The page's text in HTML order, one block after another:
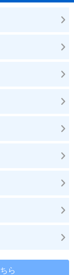
ら